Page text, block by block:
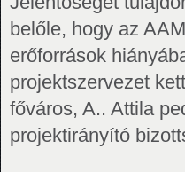
belőle, hogy az
erőforrások
projektszervezet
főváros, A.. Attila
projektirányító